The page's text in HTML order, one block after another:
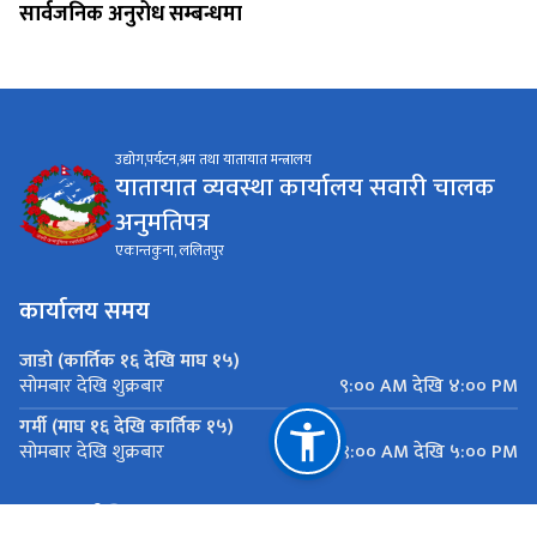
सार्वजनिक अनुरोध सम्बन्धमा
उद्योग,पर्यटन,श्रम तथा यातायात मन्त्रालय
यातायात व्यवस्था कार्यालय सवारी चालक
अनुमतिपत्र
एकान्तकुना, ललितपुर
कार्यालय समय
जाडो (कार्तिक १६ देखि माघ १५)
सोमबार देखि शुक्रबार
९:०० AM देखि ४:०० PM
गर्मी (माघ १६ देखि कार्तिक १५)
सोमबार देखि शुक्रबार ९:०० AM देखि ५:०० PM
महत्त्वपूर्ण लिङ्कहरू